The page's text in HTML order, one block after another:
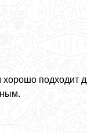
подходит